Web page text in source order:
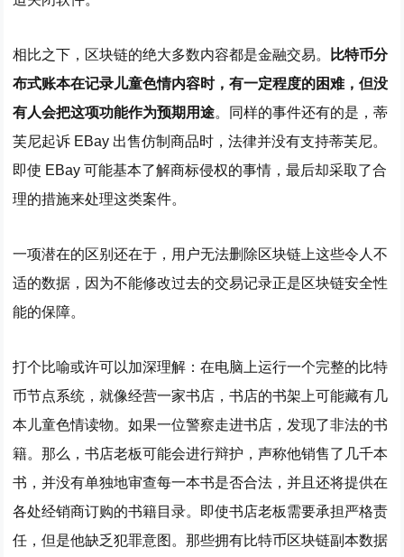
相比之下，区块链的绝大多数内容都是金融交易。
比特币分
布式账本在记录儿童色情内容时，有一定程度的困难，但没
有人会把这项功能作为预期用途。同样的事件还有的是，蒂
芙尼起诉 EBay 出售仿制商品时，法律并没有支持蒂芙尼。
即使 EBay 可能基本了解商标侵权的事情，最后却采取了合
理的措施来处理这类案件。
一项潜在的区别还在于，用户无法删除区块链上这些令人不
适的数据，因为不能修改过去的交易记录正是区块链安全性
能的保障。
打个比喻或许可以加深理解：在电脑上运行一个完整的比特
币节点系统，就像经营一家书店，书店的书架上可能藏有几
本儿童色情读物。如果一位警察走进书店，发现了非法的书
籍。那么，书店老板可能会进行辩护，声称他销售了几千本
书，并没有单独地审查每一本书是否合法，并且还将提供在
各处经销商订购的书籍目录。即使书店老板需要承担严格责
任，但是他缺乏犯罪意图。那些拥有比特币区块链副本数据